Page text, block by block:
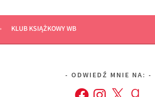
KLUB KSIĄŻKOWY WB
ODWIEDŹ MNIE NA:
FacebookInstagram
X Goodreads